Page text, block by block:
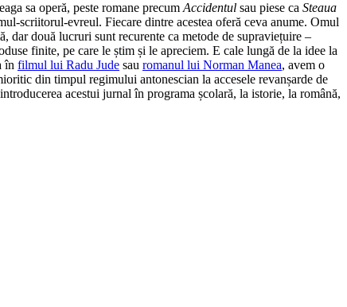
sa operă, peste romane precum Accidentul sau piese ca Steaua
scriitorul-evreul. Fiecare dintre acestea oferă ceva anume. Omul
dar două lucruri sunt recurente ca metode de supraviețuire –
finite, pe care le știm și le apreciem. E cale lungă de la idee la
în filmul lui Radu Jude sau romanul lui Norman Manea, avem o
din timpul regimului antonescian la accesele revanșarde de
acestui jurnal în programa școlară, la istorie, la română,